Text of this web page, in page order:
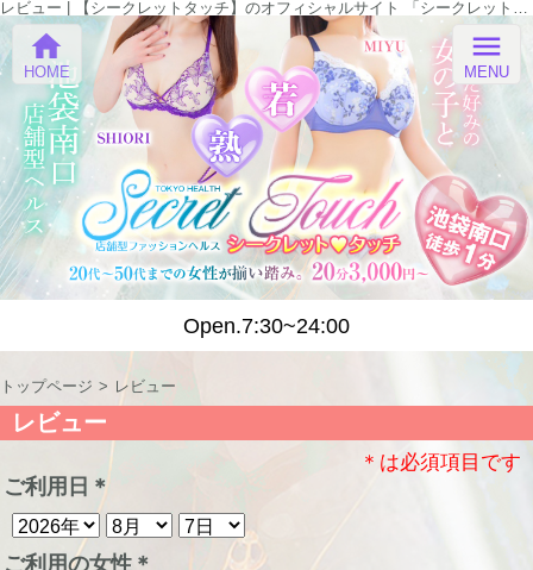
レビュー | 【シークレットタッチ】のオフィシャルサイト 「シークレットタッチ」
Open.7:30~24:00
home
HOME
menu
MENU
トップページ レビュー
レビュー
＊は必須項目です
ご利用日 ＊
ご利用の女性 ＊